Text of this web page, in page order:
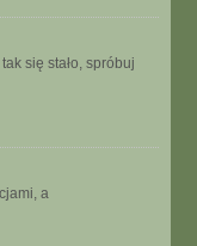
się stało, spróbuj
a